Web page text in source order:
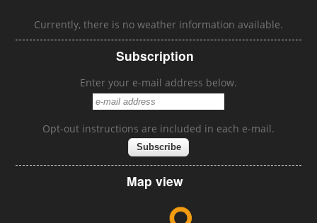
Currently, there is no weather information available.
Subscription
Enter your e-mail address below.
Opt-out instructions are included in each e-mail.
Map view